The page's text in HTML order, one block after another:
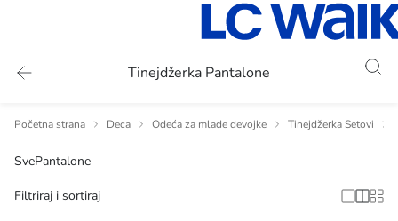
Tinejdžerka Pantalone
Početna strana Deca Odeća za mlade devojke Tinejdžerka Setovi
SvePantalone
Filtriraj i sortiraj